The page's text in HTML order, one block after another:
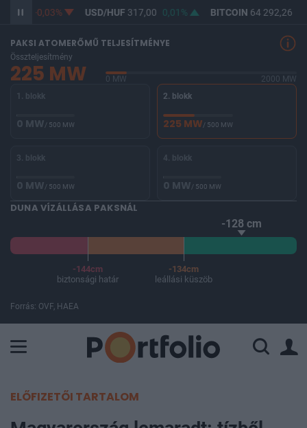
-0,03% USD/HUF317,00 0,01% BITCOIN64 292,26
PAKSI ATOMERŐMŰ TELJESÍTMÉNYE
Összteljesítmény
225 MW 0 MW
2000 MW
1. blokk
0 MW/ 500 MW
2. blokk
225 MW/ 500 MW
3. blokk
0 MW/ 500 MW
4. blokk
0 MW/ 500 MW
DUNA VÍZÁLLÁSA PAKSNÁL
-128 cm
-144cm
biztonsági határ
-134cm
leállási küszöb
Forrás: OVF, HAEA
ELŐFIZETŐI TARTALOM